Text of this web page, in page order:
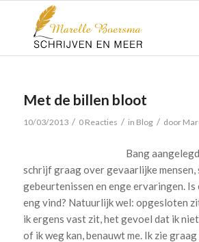
Met de billen bloot
10/03/2013 / 0 Reacties / in Blog / door
Bang
schrijf graag over gevaarlijke mensen,
gebeurtenissen en enge ervaringen. Is
eng vind? Natuurlijk wel: opgesloten
ik ergens vast zit, het gevoel dat ik
of ik weg kan, benauwt me. Ik zie